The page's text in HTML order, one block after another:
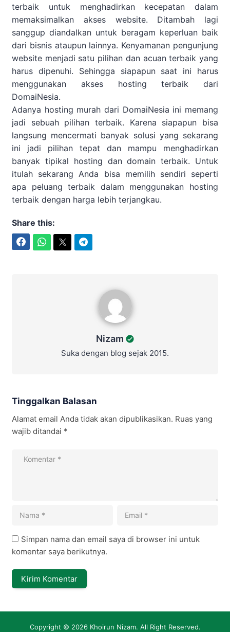
terbaik untuk menghadirkan kecepatan dalam
memaksimalkan akses website. Ditambah lagi
sanggup diandalkan untuk beragam keperluan baik
dari bisnis ataupun lainnya. Kenyamanan pengunjung
website menjadi satu pilihan dan acuan terbaik yang
harus dipenuhi. Sehingga siapapun saat ini harus
menggunakan akses hosting terbaik dari
DomaiNesia.
Adanya hosting murah dari DomaiNesia ini memang
jadi sebuah pilihan terbaik. Karena siapapun bisa
langsung mencermati banyak solusi yang sekarang
ini jadi pilihan tepat dan mampu menghadirkan
banyak tipikal hosting dan domain terbaik. Untuk
itulah sekarang Anda bisa memilih sendiri seperti
apa peluang terbaik dalam menggunakan hosting
terbaik dengan harga lebih terjangkau.
Share this:
Nizam
Suka dengan blog sejak 2015.
Tinggalkan Balasan
Alamat email Anda tidak akan dipublikasikan. Ruas yang
wajib ditandai *
Simpan nama dan email saya di browser ini untuk
komentar saya berikutnya.
Copyright © 2026 Khoirun Nizam. All Right Reserved.